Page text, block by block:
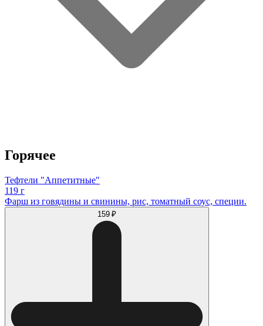
Горячее
Тефтели "Аппетитные"
119 г
Фарш из говядины и свинины, рис, томатный соус, специи.
159 ₽